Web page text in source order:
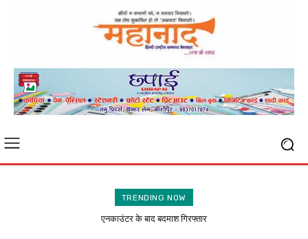
TRENDING NOW
जसपुर : फरार चल रहे एजाज के घर पहुंची पुलिस, चिपकाया नोटिस, कराई मुनादी